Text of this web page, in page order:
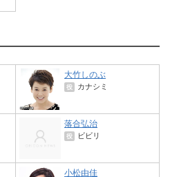
大竹しのぶ
役 カナシミ
落合弘治
役 ビビリ
小松由佳